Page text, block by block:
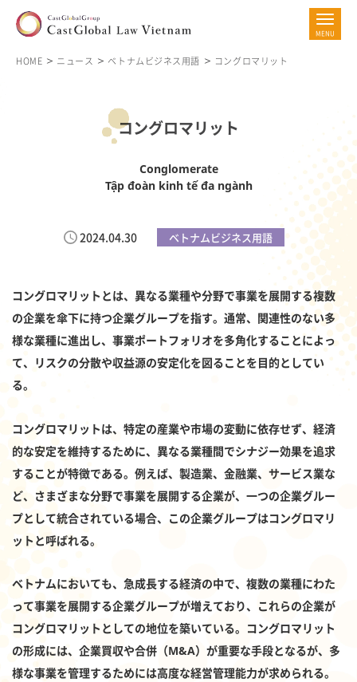
HOME ニュース ベトナムビジネス用語 コングロマリット
コングロマリット
Conglomerate
Tập đoàn kinh tế đa ngành
2024.04.30 ベトナムビジネス用語
コングロマリットとは、異なる業種や分野で事業を展開する複数
の企業を傘下に持つ企業グループを指す。通常、関連性のない多
様な業種に進出し、事業ポートフォリオを多角化することによっ
て、リスクの分散や収益源の安定化を図ることを目的としてい
る。
コングロマリットは、特定の産業や市場の変動に依存せず、経済
的な安定を維持するために、異なる業種間でシナジー効果を追求
することが特徴である。例えば、製造業、金融業、サービス業な
ど、さまざまな分野で事業を展開する企業が、一つの企業グルー
プとして統合されている場合、この企業グループはコングロマリ
ットと呼ばれる。
ベトナムにおいても、急成長する経済の中で、複数の業種にわた
って事業を展開する企業グループが増えており、これらの企業が
コングロマリットとしての地位を築いている。コングロマリット
の形成には、企業買収や合併（M&A）が重要な手段となるが、多
様な事業を管理するためには高度な経営管理能力が求められる。